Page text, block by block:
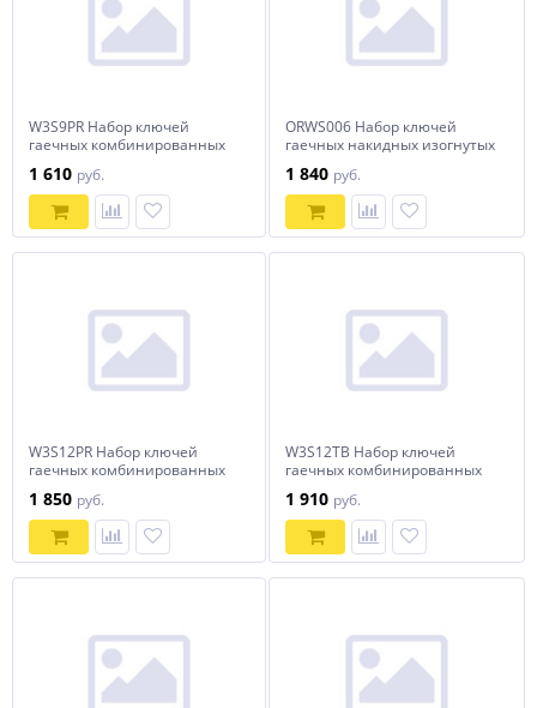
W3S9PR Набор ключей
гаечных комбинированных
22 мм, 9 предметов
1 610 руб.
ORWS006 Набор ключей
гаечных накидных изогнутых
предметов
1 840 руб.
W3S12PR Набор ключей
гаечных комбинированных
22 мм, 12 предметов
1 850 руб.
W3S12TB Набор ключей
гаечных комбинированных
12 предметов
1 910 руб.